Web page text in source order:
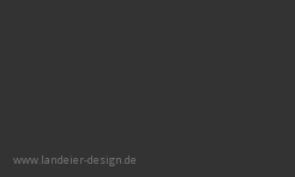
www.landeier-design.de